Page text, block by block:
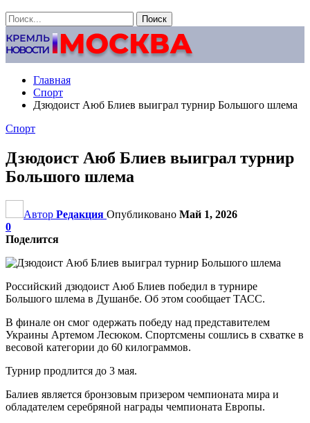
Главная
Спорт
Дзюдоист Аюб Блиев выиграл турнир Большого шлема
Спорт
Дзюдоист Аюб Блиев выиграл турнир
Большого шлема
Автор Редакция Опубликовано Май 1, 2026
0
Поделится
Российский дзюдоист Аюб Блиев победил в турнире
Большого шлема в Душанбе. Об этом сообщает ТАСС.
В финале он смог одержать победу над представителем
Украины Артемом Лесюком. Спортсмены сошлись в схватке в
весовой категории до 60 килограммов.
Турнир продлится до 3 мая.
Балиев является бронзовым призером чемпионата мира и
обладателем серебряной награды чемпионата Европы.